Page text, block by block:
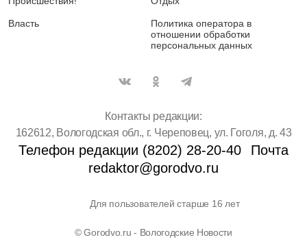
Власть
Политика оператора в
отношении обработки
персональных данных
Контакты редакции:
162612, Вологодская обл., г. Череповец, ул. Гоголя, д. 43
Телефон редакции (8202) 28-20-40
Почта
redaktor@gorodvo.ru
Для пользователей старше 16 лет
© Gorodvo.ru - Вологодские Новости